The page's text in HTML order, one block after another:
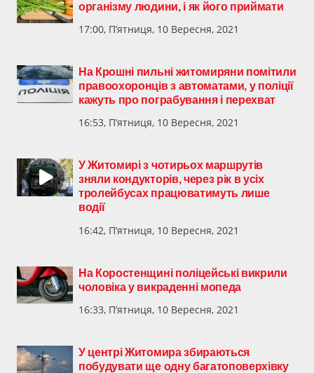
організму людини, і як його приймати
17:00, П’ятниця, 10 Вересня, 2021
На Крошні пильні житомиряни помітили
правоохоронців з автоматами, у поліції
кажуть про пограбування і перехват
16:53, П’ятниця, 10 Вересня, 2021
У Житомирі з чотирьох маршрутів
зняли кондукторів, через рік в усіх
тролейбусах працюватимуть лише
водії
16:42, П’ятниця, 10 Вересня, 2021
На Коростенщині поліцейські викрили
чоловіка у викраденні мопеда
16:33, П’ятниця, 10 Вересня, 2021
У центрі Житомира збираються
побудувати ще одну багатоповерхівку